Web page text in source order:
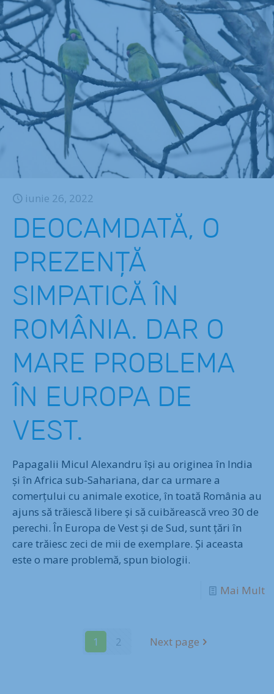
iunie 26, 2022
DEOCAMDATĂ, O
PREZENȚĂ
SIMPATICĂ ÎN
ROMÂNIA. DAR O
MARE PROBLEMA
ÎN EUROPA DE
VEST.
Papagalii Micul Alexandru își au originea în India
și în Africa sub-Sahariana, dar ca urmare a
comerțului cu animale exotice, în toată România au
ajuns să trăiescă libere și să cuibărească vreo 30 de
perechi. În Europa de Vest și de Sud, sunt țări în
care trăiesc zeci de mii de exemplare. Și aceasta
este o mare problemă, spun biologii.
Mai Mult
1 2 Next page